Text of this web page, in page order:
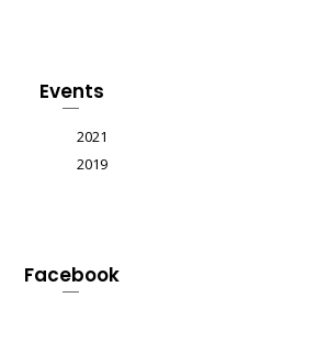
Events
2021
2019
Facebook